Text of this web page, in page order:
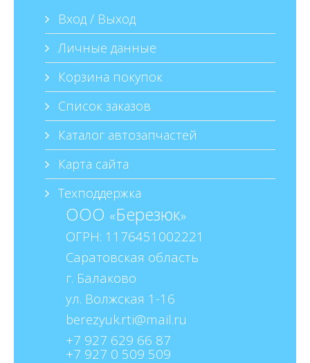
Вход / Выход
Личные данные
Корзина покупок
Список заказов
Каталог автозапчастей
Карта сайта
Техподдержка
ООО «Березюк»
ОГРН: 1176451002221
Саратовская область
г. Балаково
ул. Волжская 1-16
+7 927 629 66 87
+7 927 0 509 509